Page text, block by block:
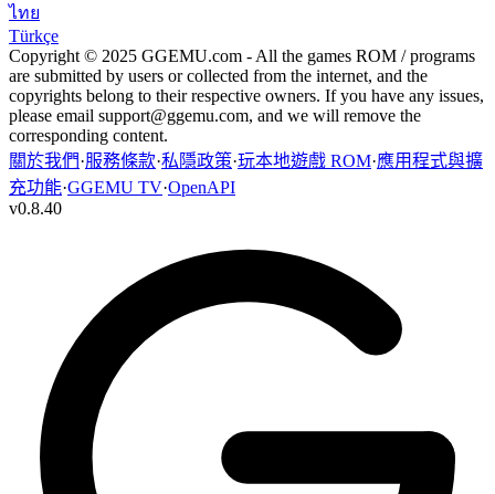
ไทย
Türkçe
Copyright © 2025 GGEMU.com - All the games ROM / programs
are submitted by users or collected from the internet, and the
copyrights belong to their respective owners. If you have any issues,
please email support@ggemu.com, and we will remove the
corresponding content.
關於我們·服務條款·私隱政策·玩本地遊戲 ROM·應用程式與擴
充功能·GGEMU TV·OpenAPI
v0.8.40